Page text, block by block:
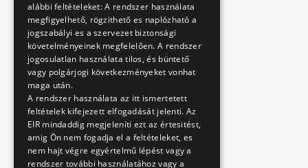
alábbi feltételeket: A rendszer használata
megfigyelhető, rögzithető es naplózható a
jogszabályi es a szervezet biztonsági
követelményeinek megfelelően. A rendszer
jogosulatlan használata tilos, és büntető
vagy polgárjogi következményeket vonhat
maga után.
A rendszer használata az itt ismertetett
feltételek kifejezett elfogadását jelenti. Az
EIR mindaddig megjeleníti ezt az értesitést,
amig Ön nem fogadja el a feltételeket, es
nem hajt végre egyértelmű lépést vagy a
rendszer további használatához vagy a